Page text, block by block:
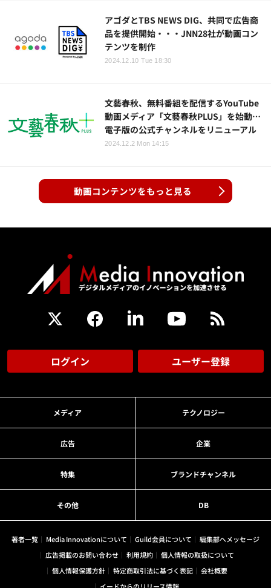
アゴダとTBS NEWS DIG、共同で広告商
品を提供開始・・・JNN28社が動画コン
テンツを制作
2024.12.10 Tue 18:30
文藝春秋、無料番組を配信するYouTube
動画メディア「文藝春秋PLUS」を始動…
電子版の公式チャンネルをリニューアル
2024.12.2 Mon 14:15
動画コンテンツをもっと見る
ログイン ユーザー登録
メディア テクノロジー
広告 企業
特集 ブランドチャンネル
その他 DB
著者一覧 Media Innovationについて Guild会員について
編集部へメッセージ
広告掲載のお問い合わせ
利用規約
個人情報の取扱について
個人情報保護方針
特定商取引法に基づく表記
会社概要